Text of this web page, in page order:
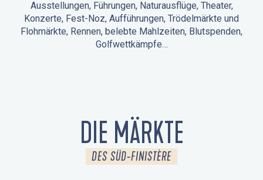
Ausstellungen, Führungen, Naturausflüge, Theater,
Konzerte, Fest-Noz, Aufführungen, Trödelmärkte und
Flohmärkte, Rennen, belebte Mahlzeiten, Blutspenden,
Golfwettkämpfe…
DIE MÄRKTE
DES SÜD-FINISTÈRE